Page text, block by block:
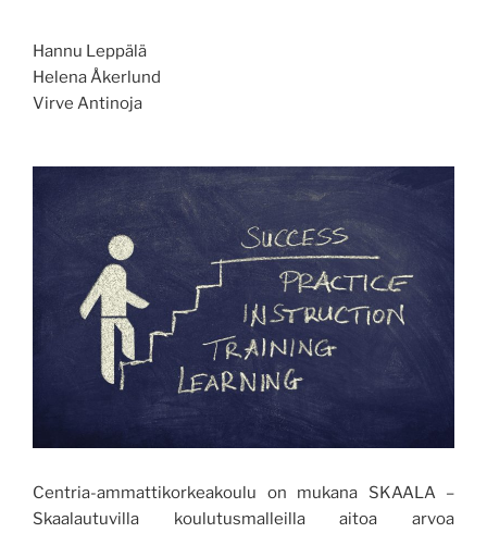
Hannu Leppälä
Helena Åkerlund
Virve Antinoja
Centria-ammattikorkeakoulu on mukana SKAALA –
Skaalautuvilla koulutusmalleilla aitoa arvoa